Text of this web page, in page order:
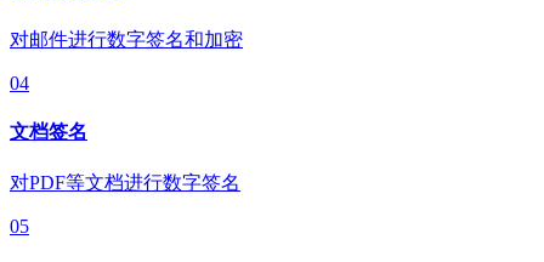
对邮件进行数字签名和加密
04
文档签名
对PDF等文档进行数字签名
05